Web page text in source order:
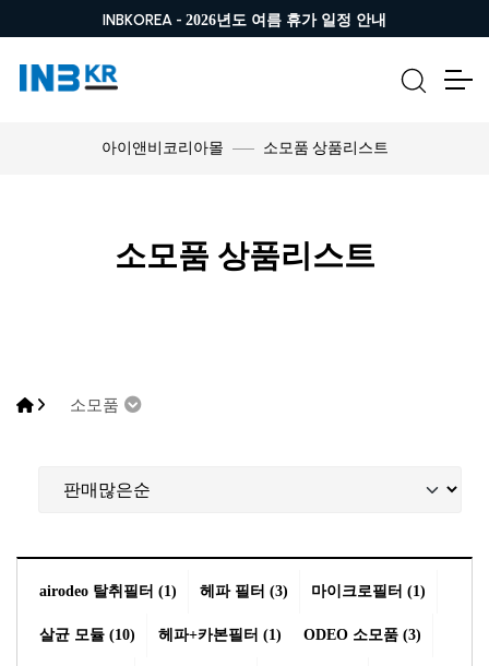
INBKOREA - 2026년도 여름 휴가 일정 안내
아이앤비코리아몰 소모품 상품리스트
소모품 상품리스트
소모품
airodeo 탈취필터 (1) 헤파 필터 (3) 마이크로필터 (1)
살균 모듈 (10) 헤파+카본필터 (1) ODEO 소모품 (3)